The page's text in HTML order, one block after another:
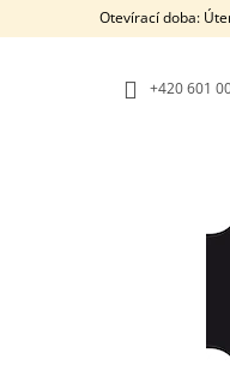
Otevírací doba:
+420‭ 601
O